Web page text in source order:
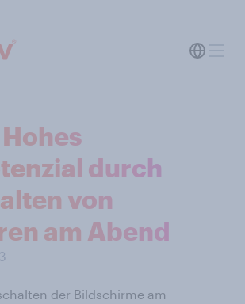
durch
von
am Abend
der Bildschirme am